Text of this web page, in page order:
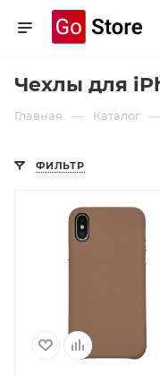
Чехлы для
Главная — Каталог
ФИЛЬТР